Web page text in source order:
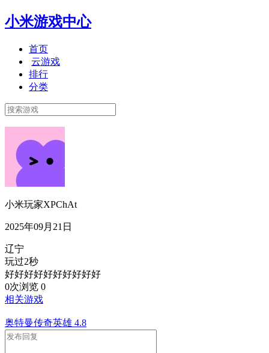
小米游戏中心
首页
云游戏
排行
分类
小米玩家XPChAt
2025年09月21日
辽宁
玩过2秒
好好好好好好好好好好
0次浏览 0
相关游戏
奥特曼传奇英雄 4.8